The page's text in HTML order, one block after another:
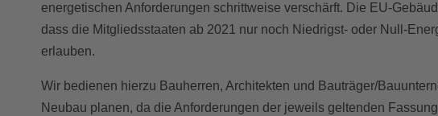
energetischen Anforderungen schrittweise verschärft. Die EU-
dass die Mitgliedsstaaten ab 2021 nur noch Niedrigst- oder Null-
erlauben.
Wir bedienen hierzu Bauherren, Architekten und Bauträger/
Neubau planen, da die Anforderungen der jeweils geltenden